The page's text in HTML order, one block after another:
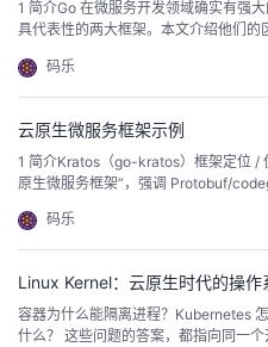
1 简介Go 在微服务开发领域确实有强
具代表性的两大框架。本文介绍他们
码乐
云原生微服务框架示例
1 简介Kratos（go-kratos）框架定位 /
原生微服务框架”，强调 Protobuf/
持续维护的 云原生微服务框架，目标是： “让 Go 更高效地构建可观测、可
的分布式系统。”主要面向：中...
码乐
Linux Kernel：云原生时代的操作
容器为什么能隔离进程？Kubernetes
什么？ 这些问题的答案，都指向同一